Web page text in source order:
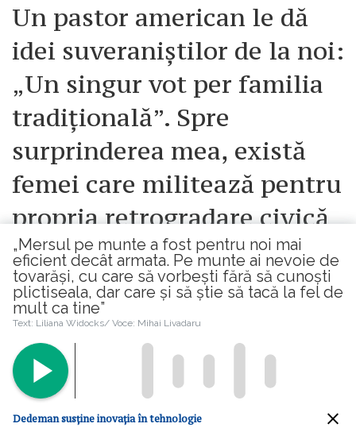
Un pastor american le dă
idei suveraniștilor de la noi:
„Un singur vot per familia
tradițională”. Spre
surprinderea mea, există
femei care militează pentru
propria retrogradare civică
2026-08-06 07:22:00
„Mersul pe munte a fost pentru noi mai
eficient decât armata. Pe munte ai nevoie de
tovarăși, cu care să vorbești fără să cunoști
plictiseala, dar care și să știe să tacă la fel de
mult ca tine”
Text: Liliana Widocks/ Voce: Mihai Livadaru
Dedeman susține inovația în tehnologie